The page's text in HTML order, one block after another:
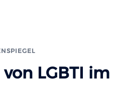
LGBTI im